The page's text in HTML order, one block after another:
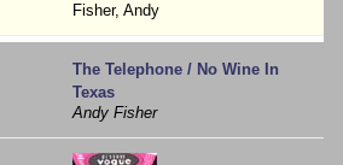
Fisher, Andy
The Telephone / No Wine In
Texas
Andy Fisher